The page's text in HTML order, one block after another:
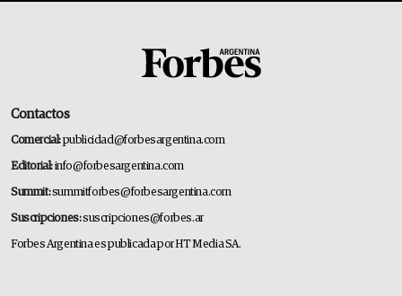
Contactos
Comercial:publicidad@forbesargentina.com
Editorial:info@forbesargentina.com
Summit:summitforbes@forbesargentina.com
Suscripciones:suscripciones@forbes.ar
Forbes Argentina es publicada por HT Media SA.